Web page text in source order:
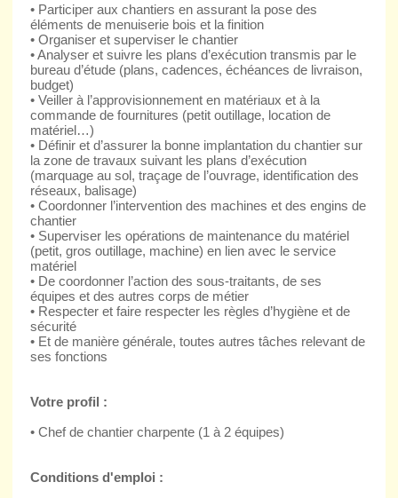
• Participer aux chantiers en assurant la pose des
éléments de menuiserie bois et la finition
• Organiser et superviser le chantier
• Analyser et suivre les plans d’exécution transmis par le
bureau d’étude (plans, cadences, échéances de livraison,
budget)
• Veiller à l’approvisionnement en matériaux et à la
commande de fournitures (petit outillage, location de
matériel…)
• Définir et d’assurer la bonne implantation du chantier sur
la zone de travaux suivant les plans d’exécution
(marquage au sol, traçage de l’ouvrage, identification des
réseaux, balisage)
• Coordonner l’intervention des machines et des engins de
chantier
• Superviser les opérations de maintenance du matériel
(petit, gros outillage, machine) en lien avec le service
matériel
• De coordonner l’action des sous-traitants, de ses
équipes et des autres corps de métier
• Respecter et faire respecter les règles d’hygiène et de
sécurité
• Et de manière générale, toutes autres tâches relevant de
ses fonctions
Votre profil :
• Chef de chantier charpente (1 à 2 équipes)
Conditions d'emploi :